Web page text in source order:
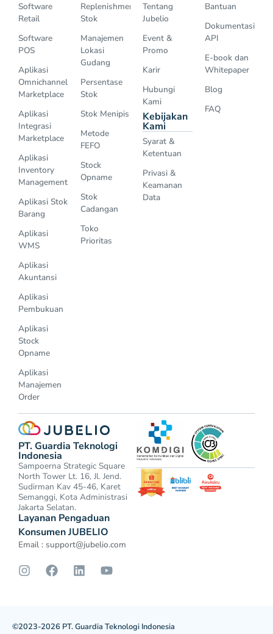
Software
Retail
Software
POS
Aplikasi
Omnichannel
Marketplace
Aplikasi
Integrasi
Marketplace
Aplikasi
Inventory
Management
Aplikasi Stok
Barang
Aplikasi
WMS
Aplikasi
Akuntansi
Aplikasi
Pembukuan
Aplikasi
Stock
Opname
Aplikasi
Manajemen
Order
Replenishment
Stok
Manajemen
Lokasi
Gudang
Persentase
Stok
Stok Menipis
Metode
FEFO
Stock
Opname
Stok
Cadangan
Toko
Prioritas
Tentang
Jubelio
Event &
Promo
Karir
Hubungi
Kami
Kebijakan
Kami
Syarat &
Ketentuan
Privasi &
Keamanan
Data
Bantuan
Dokumentasi
API
E-book dan
Whitepaper
Blog
FAQ
PT. Guardia Teknologi
Indonesia
Sampoerna Strategic Square
North Tower Lt. 16, Jl. Jend.
Sudirman Kav 45-46, Karet
Semanggi, Kota Administrasi
Jakarta Selatan.
Layanan Pengaduan
Konsumen JUBELIO
Email : support@jubelio.com
©2023-2026 PT. Guardia Teknologi Indonesia